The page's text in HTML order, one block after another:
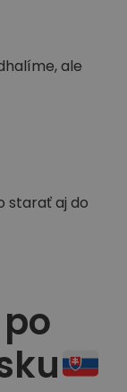
ale
starať aj do